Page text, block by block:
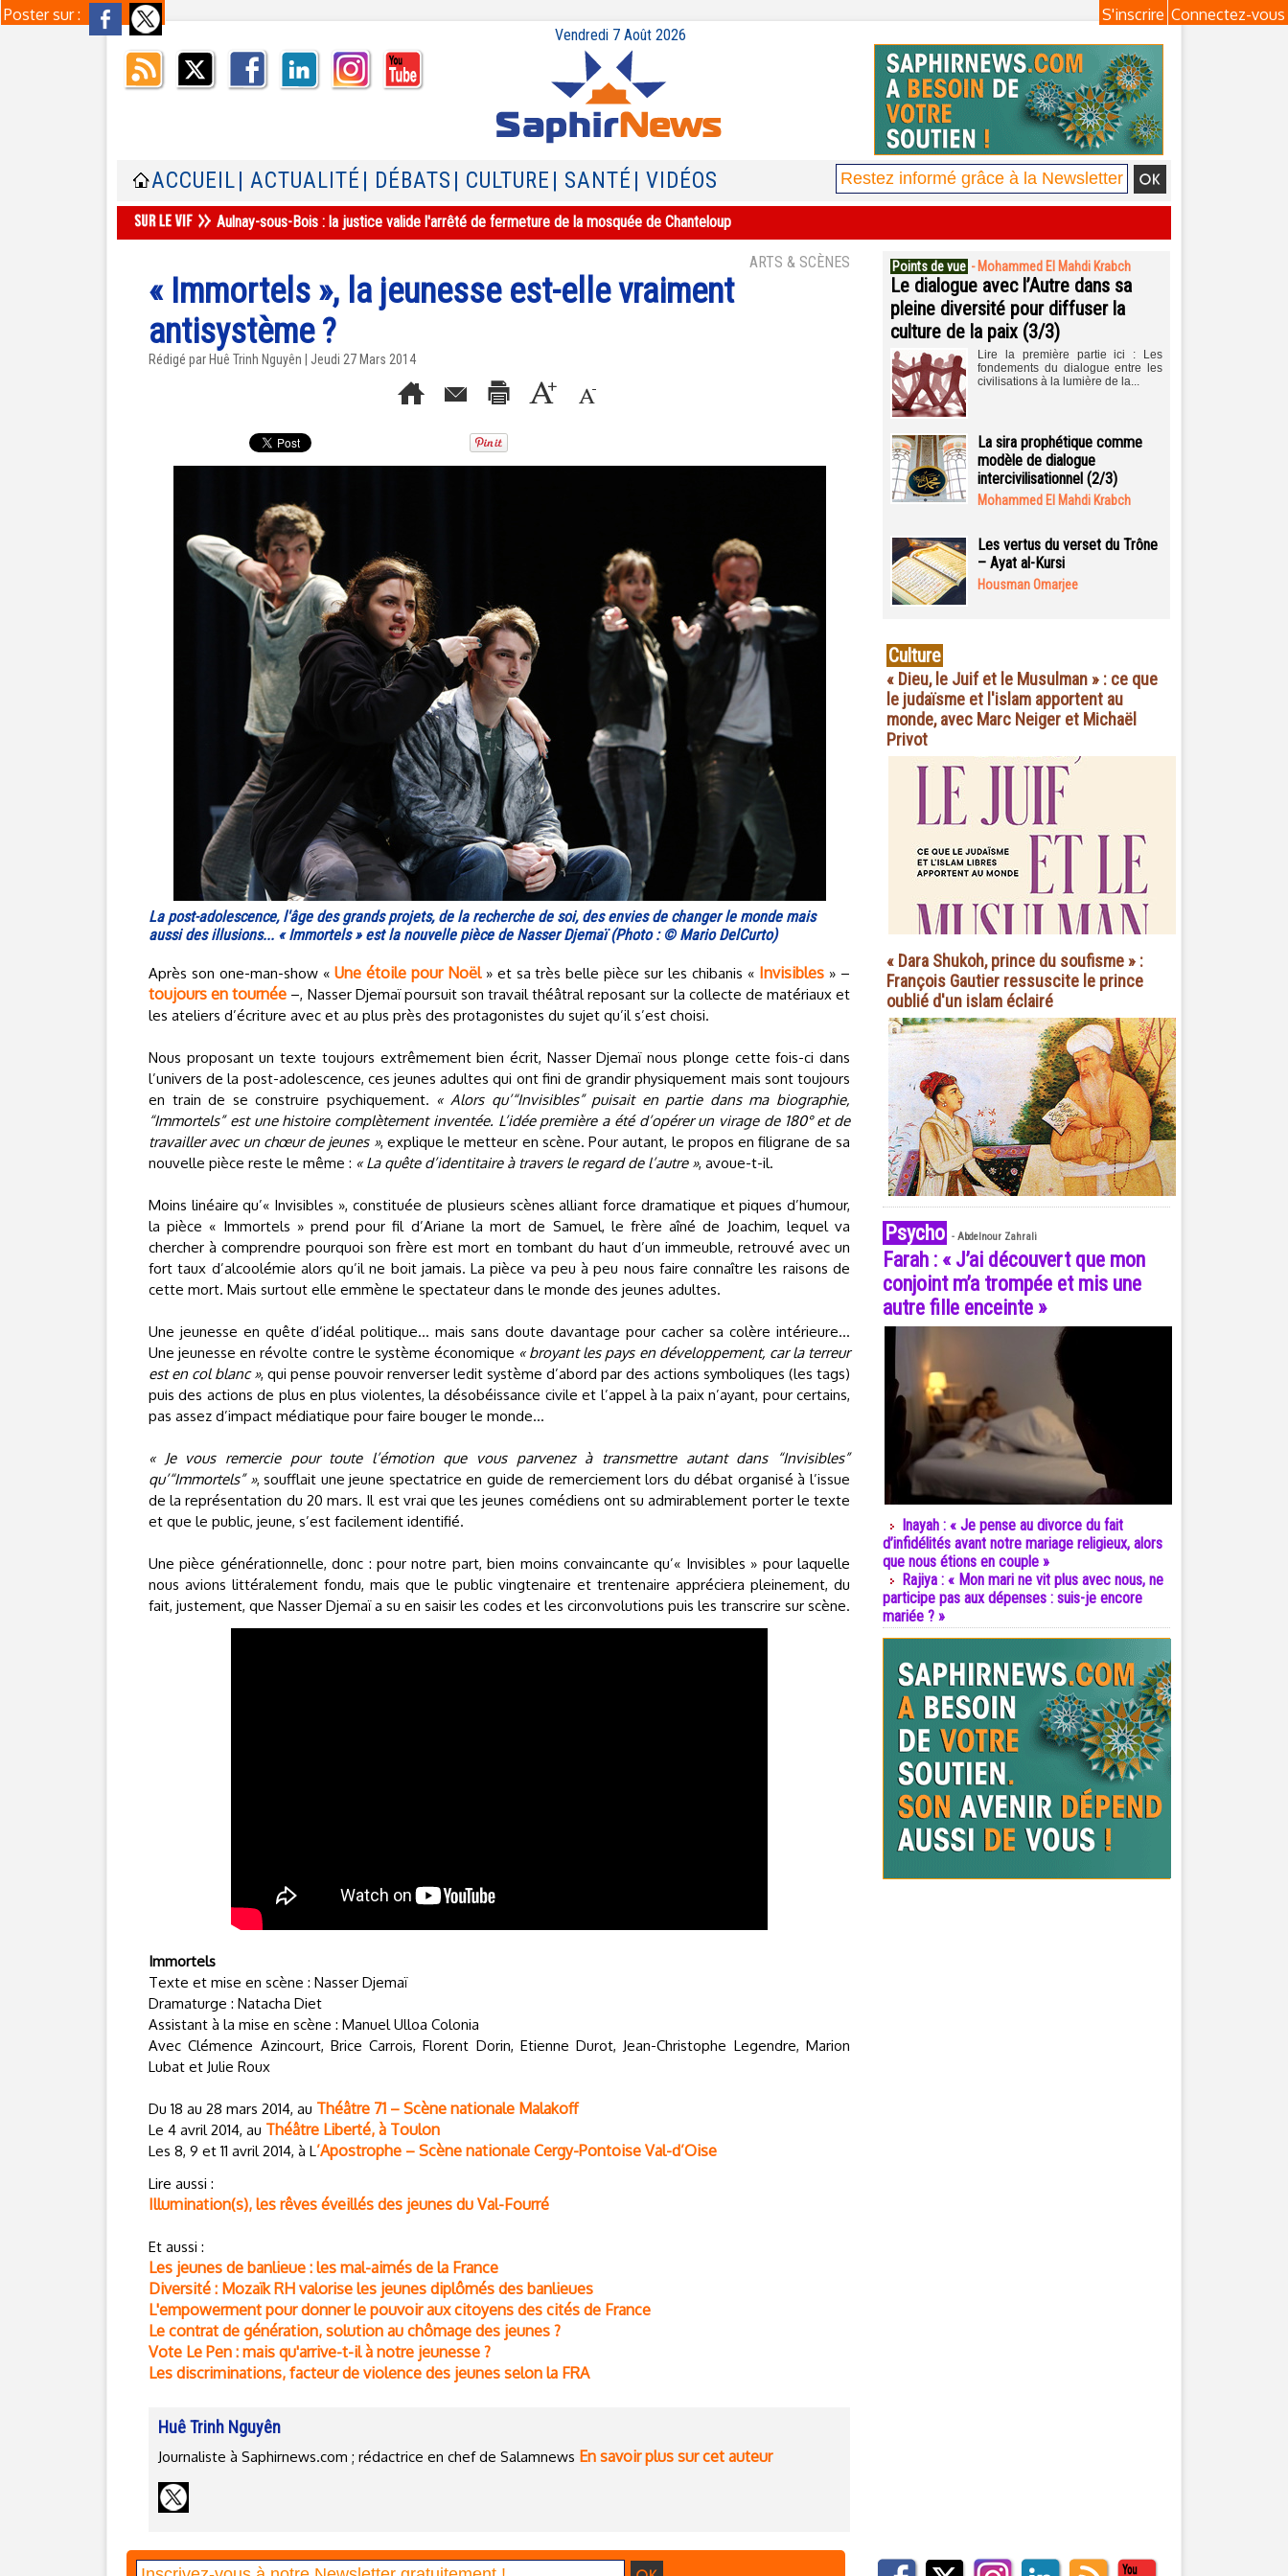
Poster sur : Connectez-vous
S'inscrire
Vendredi 7 Août 2026
ACCUEIL | ACTUALITÉ | DÉBATS | CULTURE | SANTÉ | VIDÉOS
Aulnay-sous-Bois : la justice valide l'arrêté de fermeture de la mosquée de Chanteloup
ARTS & SCÈNES
« Immortels », la jeunesse est-elle vraiment
antisystème ?
Rédigé par Huê Trinh Nguyên | Jeudi 27 Mars 2014
La post-adolescence, l'âge des grands projets, de la recherche de soi, des envies de changer le monde mais
aussi des illusions... « Immortels » est la nouvelle pièce de Nasser Djemaï (Photo : © Mario DelCurto)
Après son one-man-show « Une étoile pour Noël» et sa très belle pièce sur les chibanis « Invisibles » –
toujours en tournée –, Nasser Djemaï poursuit son travail théâtral reposant sur la collecte de matériaux et
les ateliers d’écriture avec et au plus près des protagonistes du sujet qu’il s’est choisi.
Nous proposant un texte toujours extrêmement bien écrit, Nasser Djemaï nous plonge cette fois-ci dans
l’univers de la post-adolescence, ces jeunes adultes qui ont fini de grandir physiquement mais sont toujours
en train de se construire psychiquement. « Alors qu’“Invisibles” puisait en partie dans ma biographie,
“Immortels” est une histoire complètement inventée. L’idée première a été d’opérer un virage de 180° et de
travailler avec un chœur de jeunes », explique le metteur en scène. Pour autant, le propos en filigrane de sa
nouvelle pièce reste le même : « La quête d’identitaire à travers le regard de l’autre », avoue-t-il.
Moins linéaire qu’« Invisibles », constituée de plusieurs scènes alliant force dramatique et piques d’humour,
la pièce « Immortels » prend pour fil d’Ariane la mort de Samuel, le frère aîné de Joachim, lequel va
chercher à comprendre pourquoi son frère est mort en tombant du haut d’un immeuble, retrouvé avec un
fort taux d’alcoolémie alors qu’il ne boit jamais. La pièce va peu à peu nous faire connaître les raisons de
cette mort. Mais surtout elle emmène le spectateur dans le monde des jeunes adultes.
Une jeunesse en quête d’idéal politique… mais sans doute davantage pour cacher sa colère intérieure…
Une jeunesse en révolte contre le système économique « broyant les pays en développement, car la terreur
est en col blanc », qui pense pouvoir renverser ledit système d’abord par des actions symboliques (les tags)
puis des actions de plus en plus violentes, la désobéissance civile et l’appel à la paix n’ayant, pour certains,
pas assez d’impact médiatique pour faire bouger le monde…
« Je vous remercie pour toute l’émotion que vous parvenez à transmettre autant dans “Invisibles”
qu’“Immortels” », soufflait une jeune spectatrice en guide de remerciement lors du débat organisé à l’issue
de la représentation du 20 mars. Il est vrai que les jeunes comédiens ont su admirablement porter le texte
et que le public, jeune, s’est facilement identifié.
Une pièce générationnelle, donc : pour notre part, bien moins convaincante qu’« Invisibles » pour laquelle
nous avions littéralement fondu, mais que le public vingtenaire et trentenaire appréciera pleinement, du
fait, justement, que Nasser Djemaï a su en saisir les codes et les circonvolutions puis les transcrire sur scène.
Immortels
Texte et mise en scène : Nasser Djemaï
Dramaturge : Natacha Diet
Assistant à la mise en scène : Manuel Ulloa Colonia
Avec Clémence Azincourt, Brice Carrois, Florent Dorin, Etienne Durot, Jean-Christophe Legendre, Marion
Lubat et Julie Roux
Du 18 au 28 mars 2014, au Théâtre 71 – Scène nationale Malakoff
Le 4 avril 2014, au Théâtre Liberté, à Toulon
Les 8, 9 et 11 avril 2014, à L’Apostrophe – Scène nationale Cergy-Pontoise Val-d’Oise
Lire aussi :
Illumination(s), les rêves éveillés des jeunes du Val-Fourré
Et aussi :
Les jeunes de banlieue : les mal-aimés de la France
Diversité : Mozaïk RH valorise les jeunes diplômés des banlieues
L'empowerment pour donner le pouvoir aux citoyens des cités de France
Le contrat de génération, solution au chômage des jeunes ?
Vote Le Pen : mais qu'arrive-t-il à notre jeunesse ?
Les discriminations, facteur de violence des jeunes selon la FRA
Huê Trinh Nguyên
Journaliste à Saphirnews.com ; rédactrice en chef de Salamnews En savoir plus sur cet auteur
Points de vue - Mohammed El Mahdi Krabch
Le dialogue avec l’Autre dans sa
pleine diversité pour diffuser la
culture de la paix (3/3)
Lire la première partie ici : Les
fondements du dialogue entre les
civilisations à la lumière de la...
La sira prophétique comme
modèle de dialogue
intercivilisationnel (2/3)
Mohammed El Mahdi Krabch
Les vertus du verset du Trône
– Ayat al-Kursi
Housman Omarjee
Culture
« Dieu, le Juif et le Musulman » : ce que
le judaïsme et l'islam apportent au
monde, avec Marc Neiger et Michaël
Privot
« Dara Shukoh, prince du soufisme » :
François Gautier ressuscite le prince
oublié d'un islam éclairé
Psycho - Abdelnour Zahrali
Farah : « J’ai découvert que mon
conjoint m’a trompée et mis une
autre fille enceinte »
Inayah : « Je pense au divorce du fait
d’infidélités avant notre mariage religieux, alors
que nous étions en couple »
Rajiya : « Mon mari ne vit plus avec nous, ne
participe pas aux dépenses : suis-je encore
mariée ? »